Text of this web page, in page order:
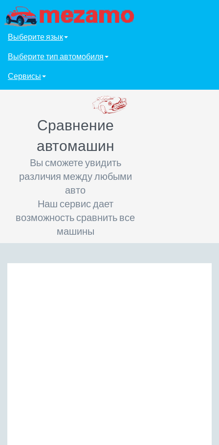
Выберите язык
Выберите тип автомобиля
Сервисы
Сравнение
автомашин
Вы сможете увидить
различия между любыми
авто
Наш сервис дает
возможность сравнить все
машины